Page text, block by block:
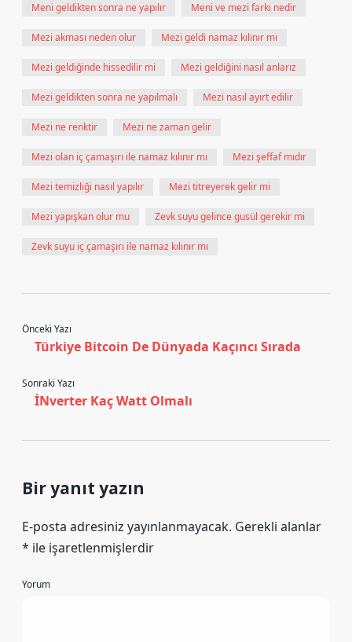
Meni geldikten sonra ne yapılır Meni ve mezi farkı nedir
Mezi akması neden olur Mezi geldi namaz kılınır mı
Mezi geldiğinde hissedilir mi Mezi geldiğini nasıl anlarız
Mezi geldikten sonra ne yapılmalı Mezi nasıl ayırt edilir
Mezi ne renktir Mezi ne zaman gelir
Mezi olan iç çamaşırı ile namaz kılınır mı Mezi şeffaf mıdır
Mezi temizliği nasıl yapılır Mezi titreyerek gelir mi
Mezi yapışkan olur mu Zevk suyu gelince gusül gerekir mi
Zevk suyu iç çamaşırı ile namaz kılınır mı
Önceki Yazı
Türkiye Bitcoin De Dünyada Kaçıncı Sırada
Sonraki Yazı
İNverter Kaç Watt Olmalı
Bir yanıt yazın
E-posta adresiniz yayınlanmayacak. Gerekli alanlar
* ile işaretlenmişlerdir
Yorum